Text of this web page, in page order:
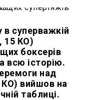
суперважкій
15 КО)
боксерів
всю історію.
над
вийшов на
таблиці.